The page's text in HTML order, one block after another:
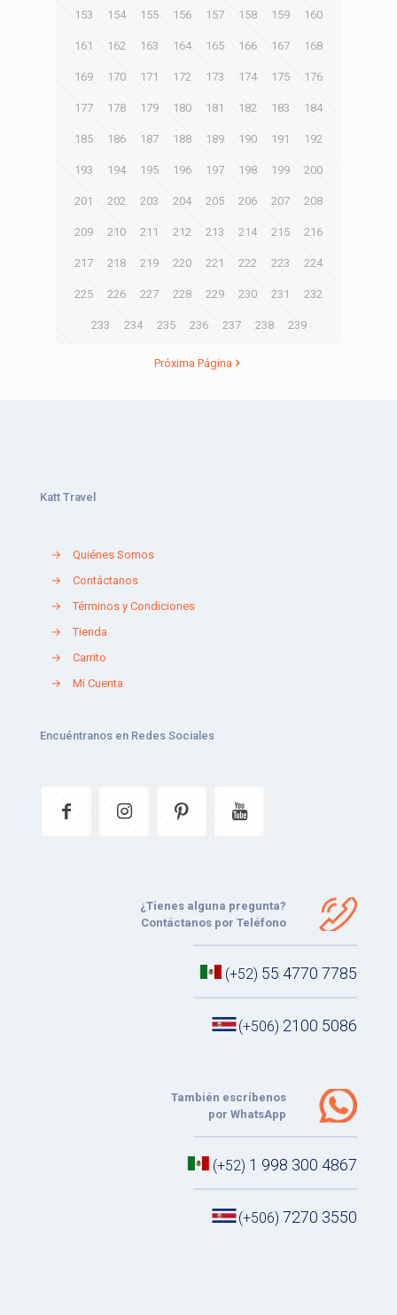
153 154 155 156 157 158 159 160
161 162 163 164 165 166 167 168
169 170 171 172 173 174 175 176
177 178 179 180 181 182 183 184
185 186 187 188 189 190 191 192
193 194 195 196 197 198 199 200
201 202 203 204 205 206 207 208
209 210 211 212 213 214 215 216
217 218 219 220 221 222 223 224
225 226 227 228 229 230 231 232
233 234 235 236 237 238 239
Próxima Página
Katt Travel
→
Quiénes Somos
→
Contáctanos
→
Términos y Condiciones
→
Tienda
→
Carrito
→
Mi Cuenta
Encuéntranos en Redes Sociales
¿Tienes alguna pregunta?
Contáctanos por Teléfono
(+52) 55 4770 7785
(+506) 2100 5086
También escríbenos
por WhatsApp
(+52) 1 998 300 4867
(+506) 7270 3550